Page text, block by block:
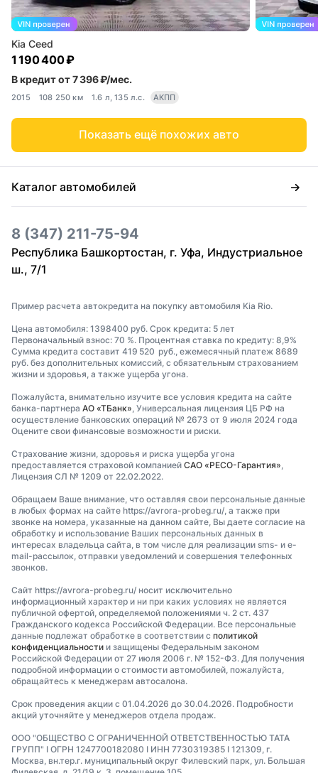
Kia Ceed
1 190 400 ₽
В кредит от 7 396 ₽/мес.
2015 108 250 км 1.6 л, 135 л.с. АКПП
Показать ещё похожих авто
Каталог автомобилей
8 (347) 211-75-94
Республика Башкортостан, г. Уфа, Индустриальное
ш., 7/1
Пример расчета автокредита на покупку автомобиля Kia Rio.
Цена автомобиля: 1398400 руб. Срок кредита: 5 лет
Первоначальный взнос: 70 %. Процентная ставка по кредиту: 8,9%
Сумма кредита составит 419 520 руб., ежемесячный платеж 8689
руб. без дополнительных комиссий, с обязательным страхованием
жизни и здоровья, а также ущерба угона.
Пожалуйста, внимательно изучите все условия кредита на сайте
банка-партнера АО «ТБанк», Универсальная лицензия ЦБ РФ на
осуществление банковских операций № 2673 от 9 июля 2024 года
Оцените свои финансовые возможности и риски.
Страхование жизни, здоровья и риска ущерба угона
предоставляется страховой компанией САО «РЕСО-Гарантия»,
Лицензия СЛ № 1209 от 22.02.2022.
Обращаем Ваше внимание, что оставляя свои персональные данные
в любых формах на сайте https://avrora-probeg.ru/, а также при
звонке на номера, указанные на данном сайте, Вы даете согласие на
обработку и использование Ваших персональных данных в
интересах владельца сайта, в том числе для реализации sms- и e-
mail-рассылок, отправки уведомлений и совершения телефонных
звонков.
Сайт https://avrora-probeg.ru/ носит исключительно
информационный характер и ни при каких условиях не является
публичной офертой, определяемой положениями ч. 2 ст. 437
Гражданского кодекса Российской Федерации. Все персональные
данные подлежат обработке в соответствии с политикой
конфиденциальности и защищены Федеральным законом
Российской Федерации от 27 июля 2006 г. № 152-ФЗ. Для получения
подробной информации о стоимости автомобилей, пожалуйста,
обращайтесь к менеджерам автосалона.
Срок проведения акции с 01.04.2026 до 30.04.2026. Подробности
акций уточняйте у менеджеров отдела продаж.
ООО "ОБЩЕСТВО С ОГРАНИЧЕННОЙ ОТВЕТСТВЕННОСТЬЮ ТАТА
ГРУПП" I ОГРН 1247700182080 I ИНН 7730319385 I 121309, г.
Москва, вн.тер.г. муниципальный округ Филевский парк, ул. Большая